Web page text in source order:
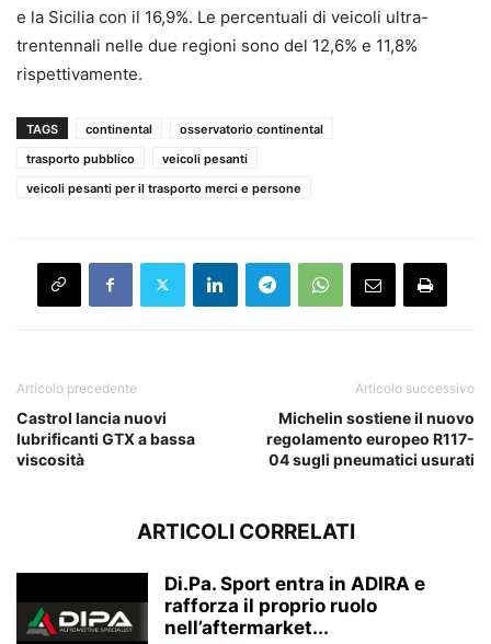
e la Sicilia con il 16,9%. Le percentuali di veicoli ultra-
trentennali nelle due regioni sono del 12,6% e 11,8%
rispettivamente.
TAGS continental
osservatorio continental
trasporto pubblico
veicoli pesanti
veicoli pesanti per il trasporto merci e persone
Articolo precedente
Castrol lancia nuovi
lubrificanti GTX a bassa
viscosità
Articolo successivo
Michelin sostiene il nuovo
regolamento europeo R117-
04 sugli pneumatici usurati
ARTICOLI CORRELATI
Di.Pa. Sport entra in ADIRA e
rafforza il proprio ruolo
nell’aftermarket...